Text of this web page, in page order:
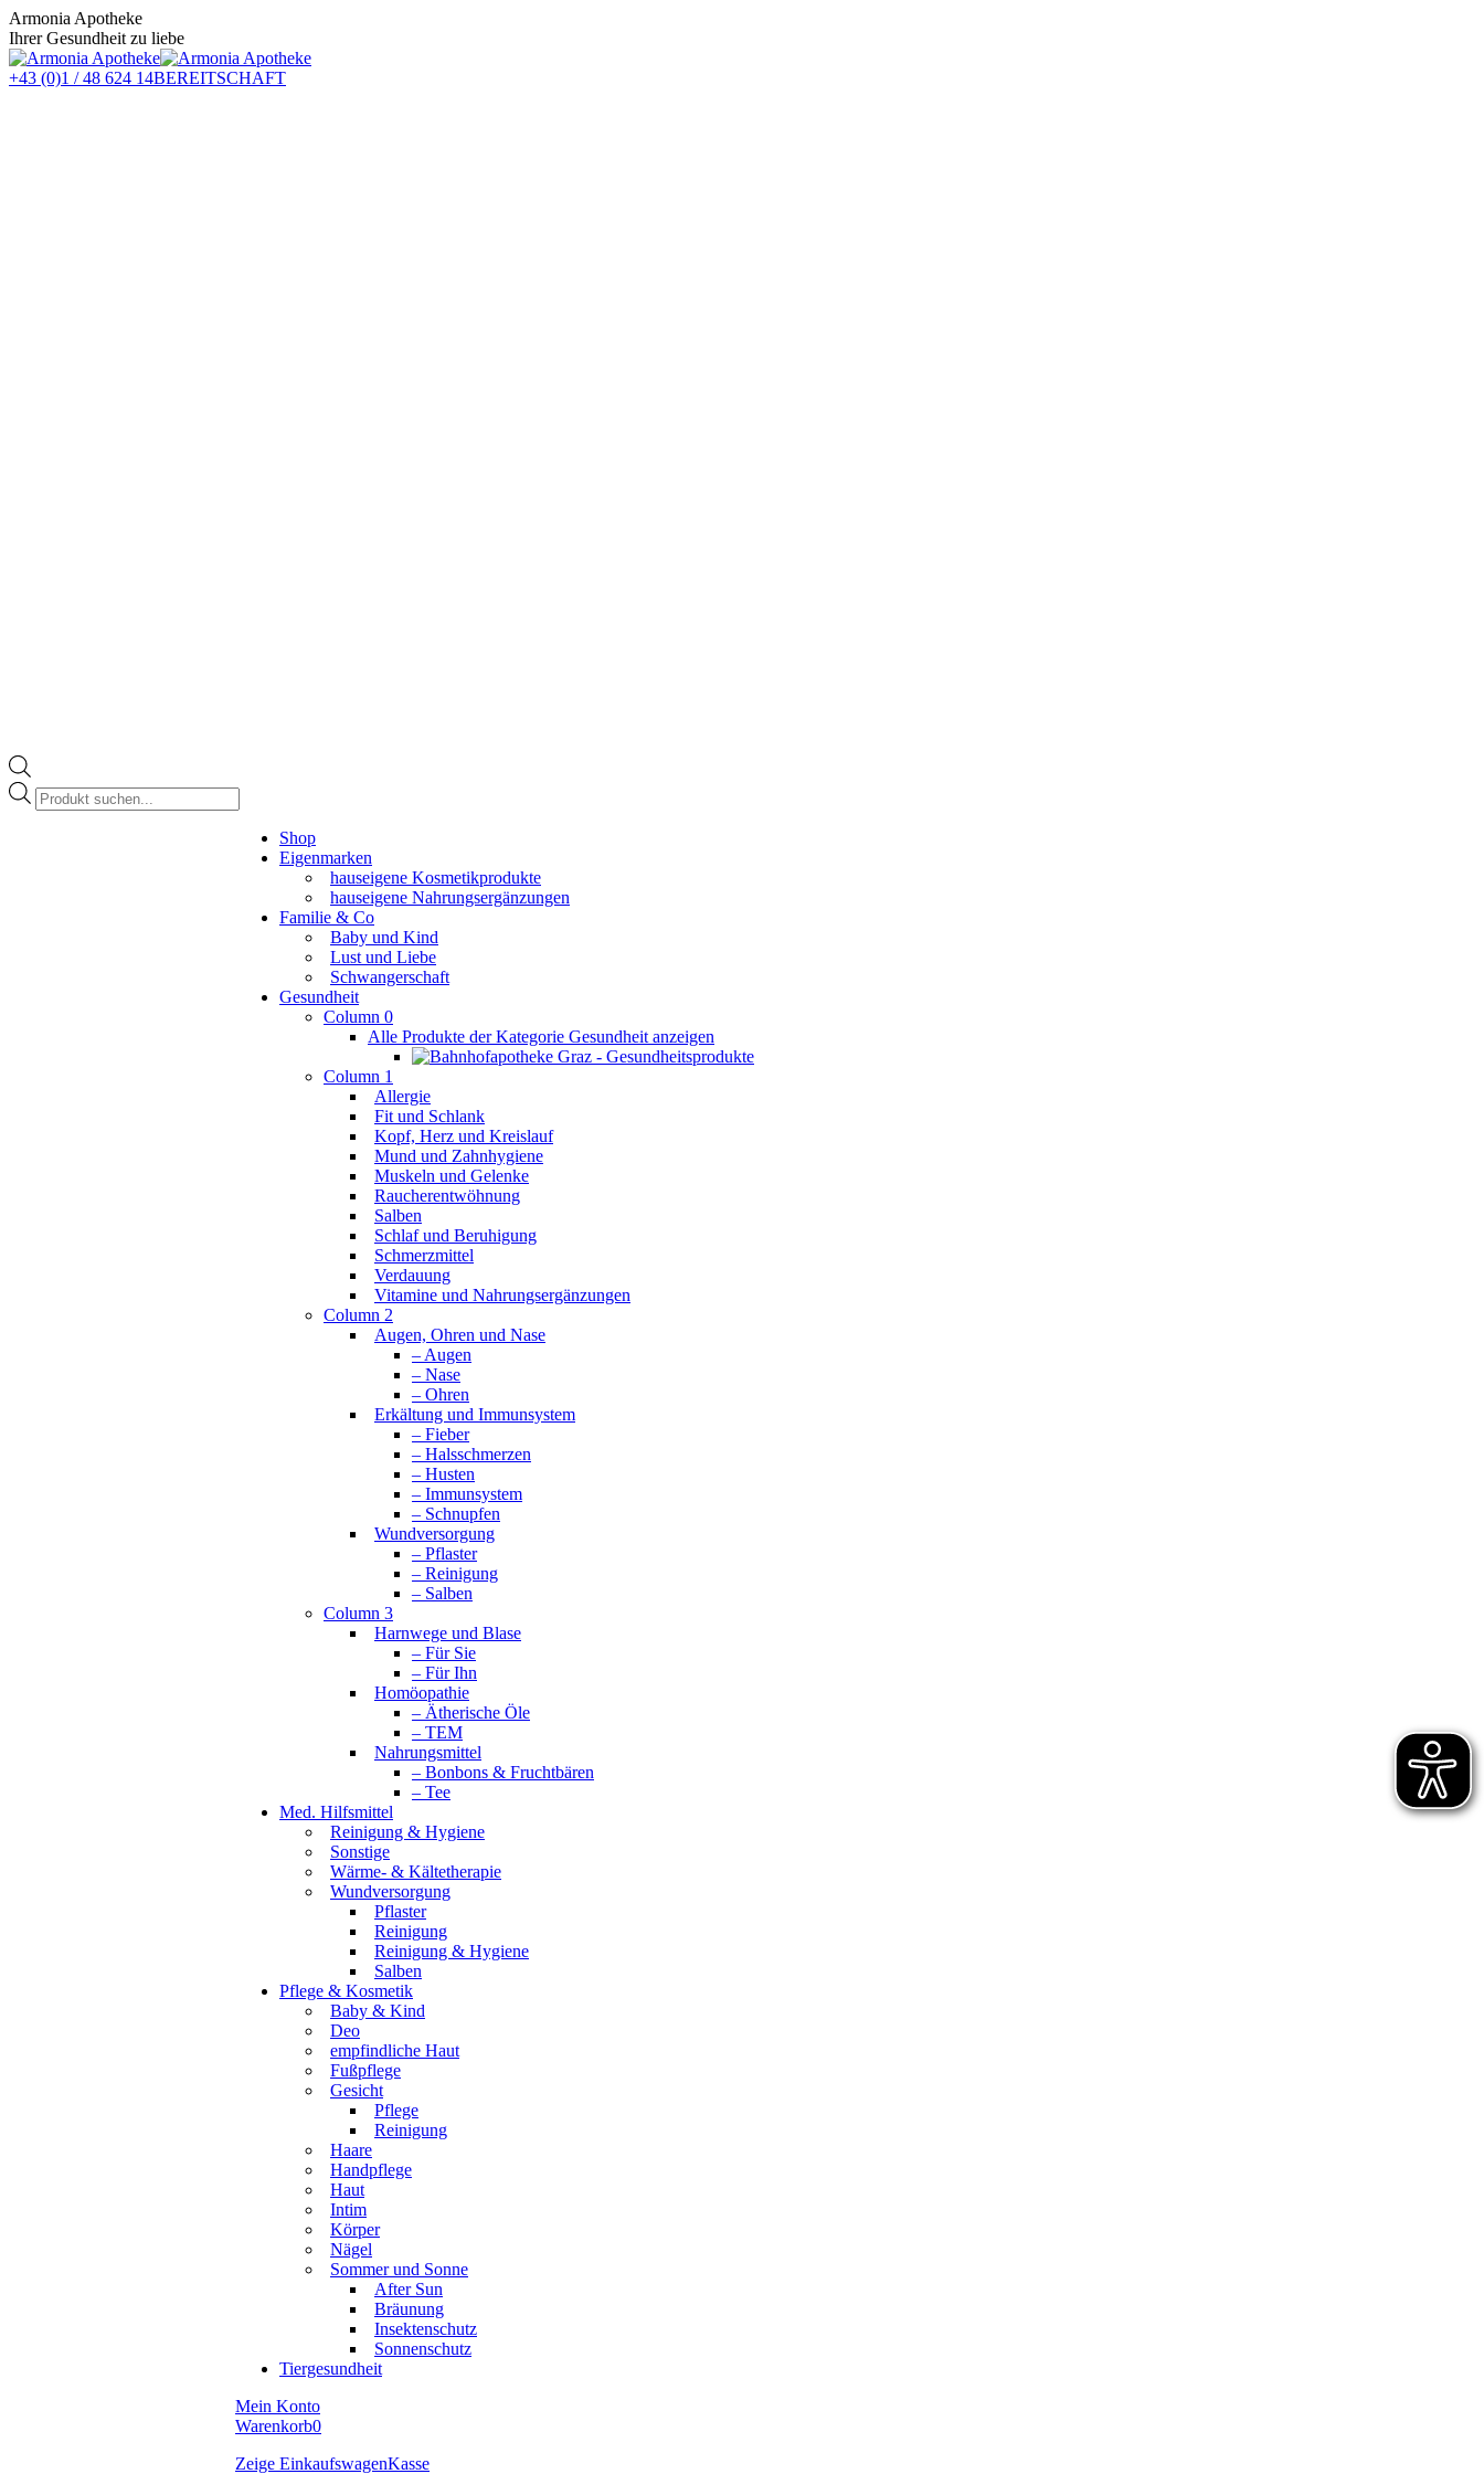
Zum
Inhalt
springen
Armonia Apotheke
Ihrer Gesundheit zu liebe
+43 (0)1 / 48 624 14BEREITSCHAFT
Products
search
Shop
Eigenmarken
hauseigene Kosmetikprodukte
hauseigene Nahrungsergänzungen
Familie & Co
Baby und Kind
Lust und Liebe
Schwangerschaft
Gesundheit
Column 0
Alle Produkte der Kategorie Gesundheit anzeigen
Column 1
Allergie
Fit und Schlank
Kopf, Herz und Kreislauf
Mund und Zahnhygiene
Muskeln und Gelenke
Raucherentwöhnung
Salben
Schlaf und Beruhigung
Schmerzmittel
Verdauung
Vitamine und Nahrungsergänzungen
Column 2
Augen, Ohren und Nase
– Augen
– Nase
– Ohren
Erkältung und Immunsystem
– Fieber
– Halsschmerzen
– Husten
– Immunsystem
– Schnupfen
Wundversorgung
– Pflaster
– Reinigung
– Salben
Column 3
Harnwege und Blase
– Für Sie
– Für Ihn
Homöopathie
– Ätherische Öle
– TEM
Nahrungsmittel
– Bonbons & Fruchtbären
– Tee
Med. Hilfsmittel
Reinigung & Hygiene
Sonstige
Wärme- & Kältetherapie
Wundversorgung
Pflaster
Reinigung
Reinigung & Hygiene
Salben
Pflege & Kosmetik
Baby & Kind
Deo
empfindliche Haut
Fußpflege
Gesicht
Pflege
Reinigung
Haare
Handpflege
Haut
Intim
Körper
Nägel
Sommer und Sonne
After Sun
Bräunung
Insektenschutz
Sonnenschutz
Tiergesundheit
Mein Konto
Warenkorb0
Zeige EinkaufswagenKasse